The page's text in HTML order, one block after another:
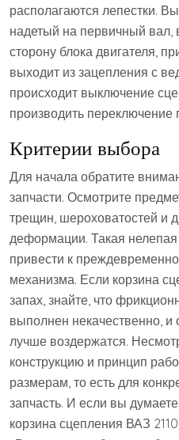
располагаются лепестки.
надетый на первичный вал,
сторону блока двигателя,
выходит из зацепления с
происходит выключение
производить переключение
Критерии выбора
Для начала обратите
запчасти. Осмотрите
трещин, шероховатостей и
деформации. Такая нелепая
привести к
механизма. Если корзина
запах, знайте, что
выполнен некачественно, и
лучше воздержатся.
конструкцию и принцип
размерам, то есть для
запчасть. И если вы
корзина сцепления ВАЗ